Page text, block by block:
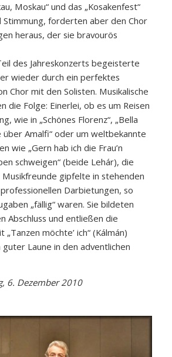
Moskau“ und das „Kosakenfest“
Stimmung, forderten aber den Chor
heraus, der sie bravourös
des Jahreskonzerts begeisterte
wieder durch ein perfektes
Chor mit den Solisten. Musikalische
die Folge: Einerlei, ob es um Reisen
wie in „Schönes Florenz“, „Bella
über Amalfi“ oder um weltbekannte
wie „Gern hab ich die Frau’n
schweigen“ (beide Lehár), die
gipfelte in stehenden
Darbietungen, so
„fällig“ waren. Sie bildeten
Abschluss und entließen die
möchte’ ich“ (Kálmán)
Laune in den adventlichen
6. Dezember 2010